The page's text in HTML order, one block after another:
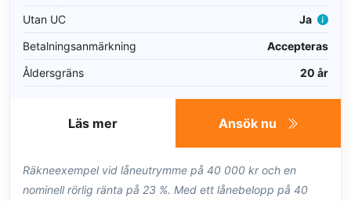
Utan UC
Ja
Betalningsanmärkning
Accepteras
Åldersgräns
20 år
Ansök nu
Läs mer
Räkneexempel vid låneutrymme på 40 000 kr och en
nominell rörlig ränta på 23 %. Med ett lånebelopp på 40